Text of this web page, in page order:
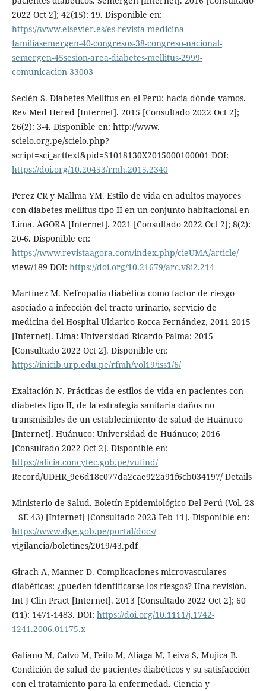
2022 Oct 2]; 42(15): 19. Disponible en:
https://www.elsevier.es/es-revista-medicina-
familiasemergen-40-congresos-38-congreso-nacional-
semergen-45sesion-area-diabetes-mellitus-2999-
comunicacion-33003
Seclén S. Diabetes Mellitus en el Perú: hacia dónde vamos.
Rev Med Hered [Internet]. 2015 [Consultado 2022 Oct 2];
26(2): 3-4. Disponible en: http://www.
scielo.org.pe/scielo.php?
script=sci_arttext&pid=S1018130X2015000100001 DOI:
https://doi.org/10.20453/rmh.2015.2340
Perez CR y Mallma YM. Estilo de vida en adultos mayores
con diabetes mellitus tipo II en un conjunto habitacional en
Lima. ÁGORA [Internet]. 2021 [Consultado 2022 Oct 2]; 8(2):
20-6. Disponible en:
https://www.revistaagora.com/index.php/cieUMA/article/
view/189 DOI: https://doi.org/10.21679/arc.v8i2.214
Martínez M. Nefropatía diabética como factor de riesgo
asociado a infección del tracto urinario, servicio de
medicina del Hospital Uldarico Rocca Fernández, 2011-2015
[Internet]. Lima: Universidad Ricardo Palma; 2015
[Consultado 2022 Oct 2]. Disponible en:
https://inicib.urp.edu.pe/rfmh/vol19/iss1/6/
Exaltación N. Prácticas de estilos de vida en pacientes con
diabetes tipo II, de la estrategia sanitaria daños no
transmisibles de un establecimiento de salud de Huánuco
[Internet]. Huánuco: Universidad de Huánuco; 2016
[Consultado 2022 Oct 2]. Disponible en:
https://alicia.concytec.gob.pe/vufind/
Record/UDHR_9e6d18c077da2cae922a91f6cb034197/ Details
Ministerio de Salud. Boletín Epidemiológico Del Perú (Vol. 28
– SE 43) [Internet] [Consultado 2023 Feb 11]. Disponible en:
https://www.dge.gob.pe/portal/docs/
vigilancia/boletines/2019/43.pdf
Girach A, Manner D. Complicaciones microvasculares
diabéticas: ¿pueden identificarse los riesgos? Una revisión.
Int J Clin Pract [Internet]. 2013 [Consultado 2022 Oct 2]; 60
(11): 1471-1483. DOI: https://doi.org/10.1111/j.1742-
1241.2006.01175.x
Galiano M, Calvo M, Feito M, Aliaga M, Leiva S, Mujica B.
Condición de salud de pacientes diabéticos y su satisfacción
con el tratamiento para la enfermedad. Ciencia y